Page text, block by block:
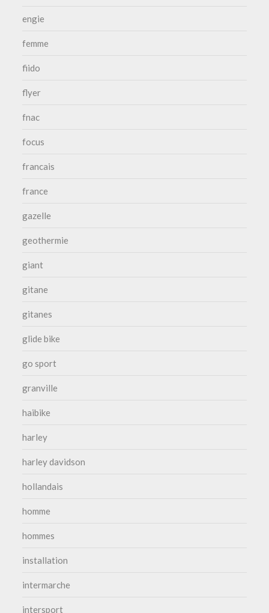
engie
femme
fiido
flyer
fnac
focus
francais
france
gazelle
geothermie
giant
gitane
gitanes
glide bike
go sport
granville
haibike
harley
harley davidson
hollandais
homme
hommes
installation
intermarche
intersport